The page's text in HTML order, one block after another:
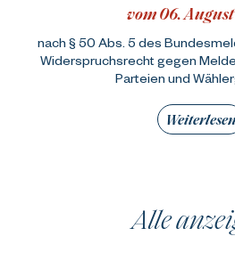
vom 06.
nach § 50 Abs. 5 des
Widerspruchsrecht gegen
Parteien und
Weiterlesen
Alle